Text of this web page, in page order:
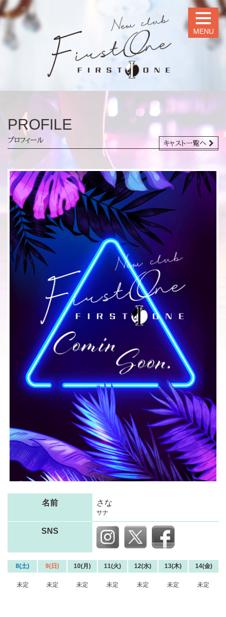
MENU
PROFILE
プロフィール キャスト一覧へ
名前 さな
サナ
SNS
8(土) 9(日) 10(月) 11(火) 12(水) 13(木) 14(金)
未定 未定 未定 未定 未定 未定 未定